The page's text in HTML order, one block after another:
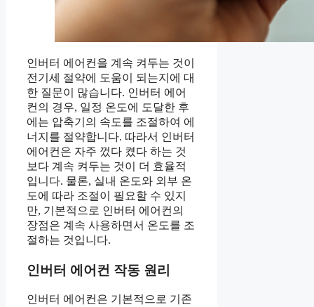
인버터 에어컨을 계속 켜두는 것이
전기세 절약에 도움이 되는지에 대
한 질문이 많습니다. 인버터 에어
컨의 경우, 일정 온도에 도달한 후
에는 압축기의 속도를 조절하여 에
너지를 절약합니다. 따라서 인버터
에어컨은 자주 껐다 켰다 하는 것
보다 계속 켜두는 것이 더 효율적
입니다. 물론, 실내 온도와 외부 온
도에 따라 조절이 필요할 수 있지
만, 기본적으로 인버터 에어컨의
장점은 계속 사용하면서 온도를 조
절하는 것입니다.
인버터 에어컨 작동 원리
인버터 에어컨은 기본적으로 기존